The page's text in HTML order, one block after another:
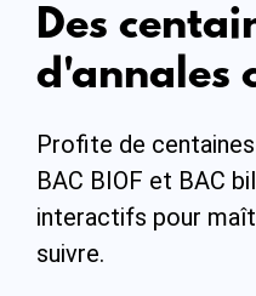
Des
d'annales
Profite de
BAC BIOF et BAC
interactifs pour
suivre.